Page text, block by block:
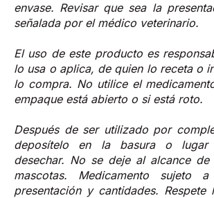
envase. Revisar que sea la
señalada por el médico veterinario.
El uso de este producto es
lo usa o aplica, de quien lo receta o
lo compra. No utilice el
empaque está abierto o si está roto.
Después de ser utilizado por
deposítelo en la basura o lugar
desechar. No se deje al alcance
mascotas. Medicamento sujeto a
presentación y cantidades. Respete